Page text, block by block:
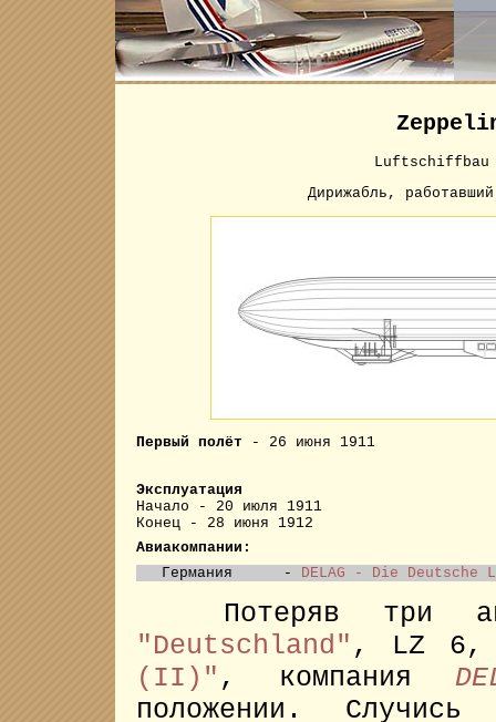
Luftschiffbau
Дирижабль,
Первый полёт - 26 июня 1911
Эксплуатация
Начало - 20 июля 1911
Конец - 28 июня 1912
Авиакомпании:
Германия
- DELAG - Die
Потеряв три
"Deutschland" , LZ 6,
(II)" , компания
положении.